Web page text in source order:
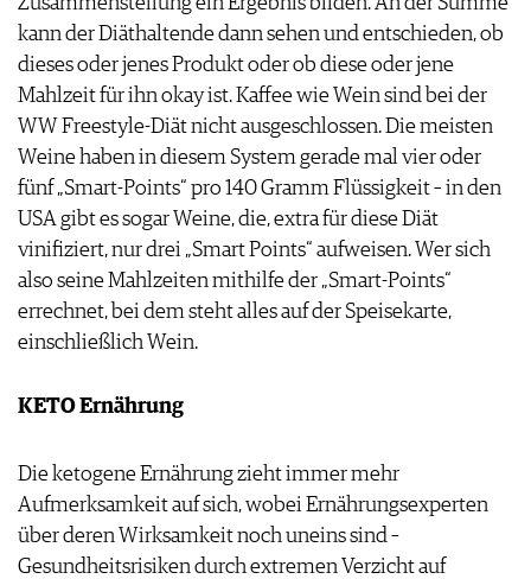
kann der Diäthaltende dann sehen und entschieden, ob
dieses oder jenes Produkt oder ob diese oder jene
Mahlzeit für ihn okay ist. Kaffee wie Wein sind bei der
WW Freestyle-Diät nicht ausgeschlossen. Die meisten
Weine haben in diesem System gerade mal vier oder
fünf „Smart-Points“ pro 140 Gramm Flüssigkeit – in den
USA gibt es sogar Weine, die, extra für diese Diät
vinifiziert, nur drei „Smart Points“ aufweisen. Wer sich
also seine Mahlzeiten mithilfe der „Smart-Points“
errechnet, bei dem steht alles auf der Speisekarte,
einschließlich Wein.
KETO Ernährung
Die ketogene Ernährung zieht immer mehr
Aufmerksamkeit auf sich, wobei Ernährungsexperten
über deren Wirksamkeit noch uneins sind –
Gesundheitsrisiken durch extremen Verzicht auf